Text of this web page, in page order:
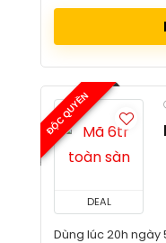
ĐỘC QUYỀN
DEAL
Dùng lúc 20h ngày